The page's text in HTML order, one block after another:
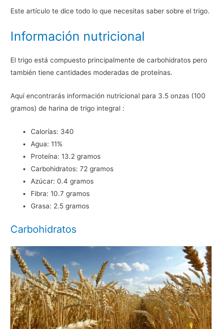
Este artículo te dice todo lo que necesitas saber sobre el trigo.
Información nutricional
El trigo está compuesto principalmente de carbohidratos pero
también tiene cantidades moderadas de proteínas.
Aquí encontrarás información nutricional para 3.5 onzas (100
gramos) de harina de trigo integral :
Calorías: 340
Agua: 11%
Proteína: 13.2 gramos
Carbohidratos: 72 gramos
Azúcar: 0.4 gramos
Fibra: 10.7 gramos
Grasa: 2.5 gramos
Carbohidratos